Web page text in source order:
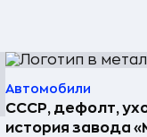
Автомобили
СССР, дефолт,
история завода